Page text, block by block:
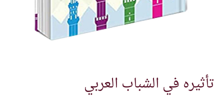
تأثيره في الشباب العربي